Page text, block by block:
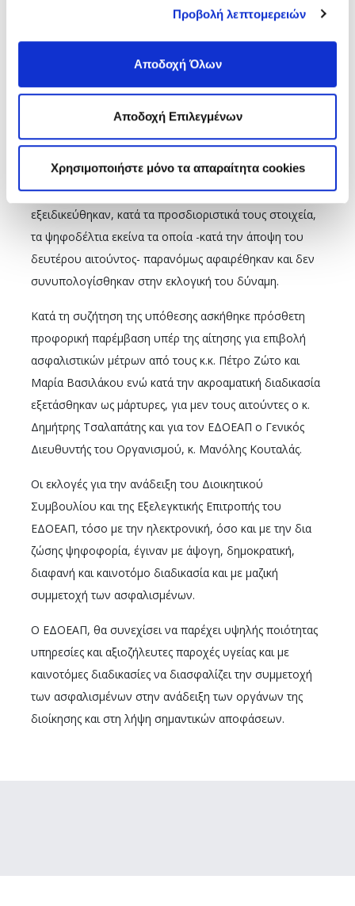
Προβολή λεπτομερειών
Αποδοχή Όλων
Αποδοχή Επιλεγμένων
Χρησιμοποιήστε μόνο τα απαραίτητα cookies
χώρα «εν ψυχρώ αφαίρεση» 34 ψήφων στις εκλογές
υποβλήθηκε σχετική ένσταση από τον συγκεκριμένο
αιτούντα, δεν προσδιορίζεται από τον ίδιο το στάδιο
που εμφιλοχώρησε το σφάλμα, ήτοι σε ποιο σημείο
έγινε η ισχυριζόμενή αφαίρεση των ψήφων, ούτε
εξειδικεύθηκαν, κατά τα προσδιοριστικά τους στοιχεία,
τα ψηφοδέλτια εκείνα τα οποία -κατά την άποψη του
δευτέρου αιτούντος- παρανόμως αφαιρέθηκαν και δεν
συνυπολογίσθηκαν στην εκλογική του δύναμη.
Κατά τη συζήτηση της υπόθεσης ασκήθηκε πρόσθετη
προφορική παρέμβαση υπέρ της αίτησης για επιβολή
ασφαλιστικών μέτρων από τους κ.κ. Πέτρο Ζώτο και
Μαρία Βασιλάκου ενώ κατά την ακροαματική διαδικασία
εξετάσθηκαν ως μάρτυρες, για μεν τους αιτούντες ο κ.
Δημήτρης Τσαλαπάτης και για τον ΕΔΟΕΑΠ ο Γενικός
Διευθυντής του Οργανισμού, κ. Μανόλης Κουταλάς.
Οι εκλογές για την ανάδειξη του Διοικητικού
Συμβουλίου και της Εξελεγκτικής Επιτροπής του
ΕΔΟΕΑΠ, τόσο με την ηλεκτρονική, όσο και με την δια
ζώσης ψηφοφορία, έγιναν με άψογη, δημοκρατική,
διαφανή και καινοτόμο διαδικασία και με μαζική
συμμετοχή των ασφαλισμένων.
Ο ΕΔΟΕΑΠ, θα συνεχίσει να παρέχει υψηλής ποιότητας
υπηρεσίες και αξιοζήλευτες παροχές υγείας και με
καινοτόμες διαδικασίες να διασφαλίζει την συμμετοχή
των ασφαλισμένων στην ανάδειξη των οργάνων της
διοίκησης και στη λήψη σημαντικών αποφάσεων.